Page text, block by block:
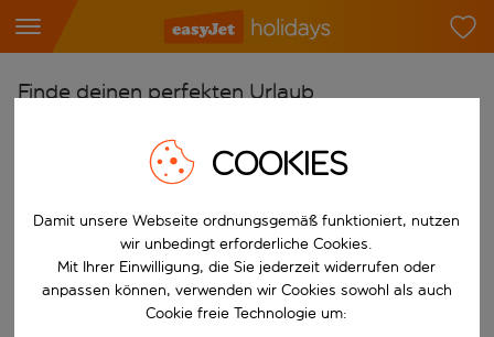
Finde deinen perfekten Urlaub
Flughafen wählen
Beginne mit der Eingabe für die automatische
Reiseziel wählen
Nach
Reisezeitraum wählen
Wann
COOKIES
Damit unsere Webseite ordnungsgemäß funktioniert, nutzen
wir unbedingt erforderliche Cookies.
Mit Ihrer Einwilligung, die Sie jederzeit widerrufen oder
anpassen können, verwenden wir Cookies sowohl als auch
Cookie freie Technologie um: